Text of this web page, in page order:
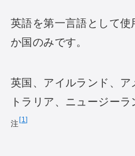
英語を第一言語として
か国のみです。
英国、アイルランド、ア
トラリア、ニュージー
注 1